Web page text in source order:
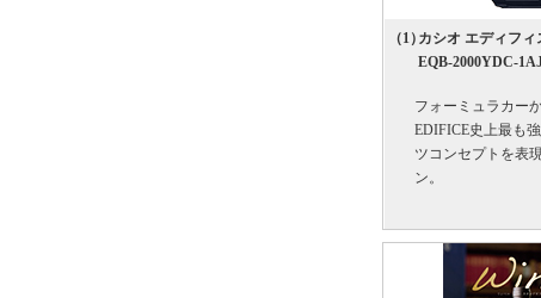
（1）カシオ エディフィ
EQB-2000YDC-
フォーミュラカー
EDIFICE史上最も
ツコンセプトを表
ン。